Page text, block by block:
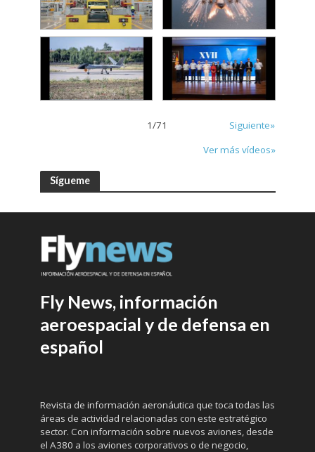
1/71
Siguiente»
Ver más vídeos»
Sígueme
Fly News, información
aeroespacial y de defensa en
español
Revista de información aeronáutica que toca todas las
áreas de actividad relacionadas con este estratégico
sector. Con información sobre nuevos aviones, desde
el A380 a los aviones corporativos o de negocio,